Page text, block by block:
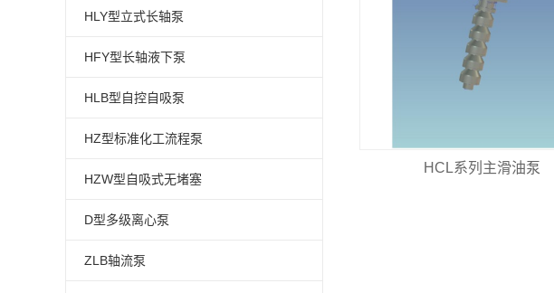
HLY型立式长轴泵
HFY型长轴液下泵
HLB型自控自吸泵
HZ型标准化工流程泵
HZW型自吸式无堵塞
D型多级离心泵
ZLB轴流泵
HCL系列主滑油泵